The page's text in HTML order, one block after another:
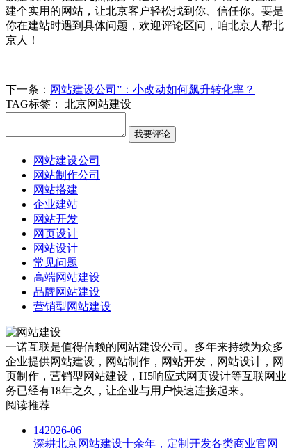
建个实用的网站，让北京客户轻松找到你、信任你。要是
你在建站时遇到具体问题，欢迎评论区问，咱北京人帮北
京人！
下一条： 网站建设公司”：小改动如何飙升转化率？
TAG标签：
北京网站建设
网站建设公司
网站制作公司
网站搭建
企业建站
网站开发
网页设计
网站设计
常见问题
高端网站建设
品牌网站建设
营销型网站建设
一诺互联是值得信赖的网站建设公司。多年来持续为众多
企业提供网站建设，网站制作，网站开发，网站设计，网
页制作，营销型网站建设，H5响应式网页设计等互联网业
务已经有18年之久，让企业与用户快速连接起来。
阅读推荐
142026-06
深耕北京网站建设十余年，定制开发各类商业官网